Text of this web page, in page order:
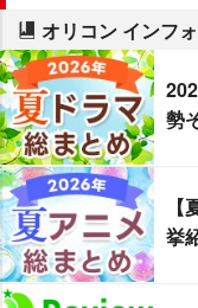
オリコン インフ
勢
挙